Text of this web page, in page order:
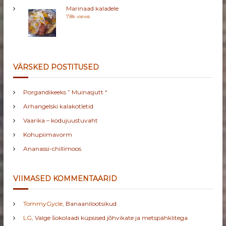
Marinaad kaladele
7.8k views
VÄRSKED POSTITUSED
Porgandikeeks ” Muinasjutt “
Arhangelski kalakotletid
Vaarika – kodujuustuvaht
Kohupiimavorm
Ananassi-chillimoos
VIIMASED KOMMENTAARID
TommyGycle Banaanilootsikud
LG ,Valge šokolaadi küpsised jõhvikate ja metspähklitega